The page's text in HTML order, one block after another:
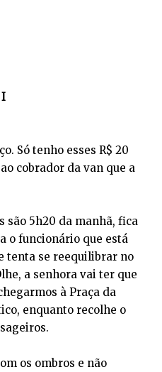
I
Só tenho esses R$ 20
cobrador da van que a
são 5h20 da manhã, fica
o funcionário que está
tenta se reequilibrar no
a senhora vai ter que
à Praça da
enquanto recolhe o
os ombros e não